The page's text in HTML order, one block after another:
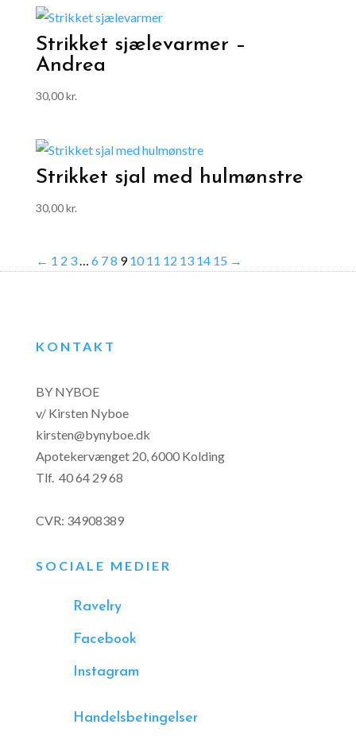
Strikket sjælevarmer –
Andrea
30,00kr.
Strikket sjal med hulmønstre
30,00kr.
← 1 2 3… 6 78 9 10 11 12 13 14 15 →
KONTAKT
BY NYBOE
v/ Kirsten Nyboe
kirsten@bynyboe.dk
Apotekervænget 20, 6000 Kolding
Tlf. 40 64 29 68
CVR: 34908389
SOCIALE MEDIER
Ravelry
Facebook
Instagram
Handelsbetingelser